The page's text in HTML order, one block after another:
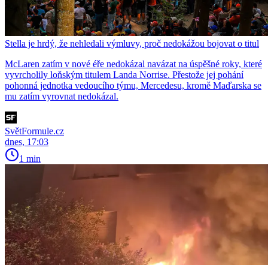
Stella je hrdý, že nehledali výmluvy, proč nedokážou bojovat o titul
McLaren zatím v nové éře nedokázal navázat na úspěšné roky, které
vyvrcholily loňským titulem Landa Norrise. Přestože jej pohání
pohonná jednotka vedoucího týmu, Mercedesu, kromě Maďarska se
mu zatím vyrovnat nedokázal.
SvětFormule.cz
dnes, 17:03
1 min